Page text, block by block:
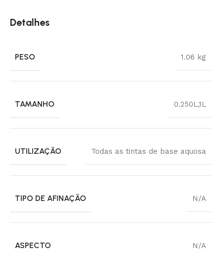
Detalhes
PESO 1.06 kg
TAMANHO 0.250L,1L
UTILIZAÇÃO Todas as tintas de base aquosa
TIPO DE AFINAÇÃO N/A
ASPECTO N/A